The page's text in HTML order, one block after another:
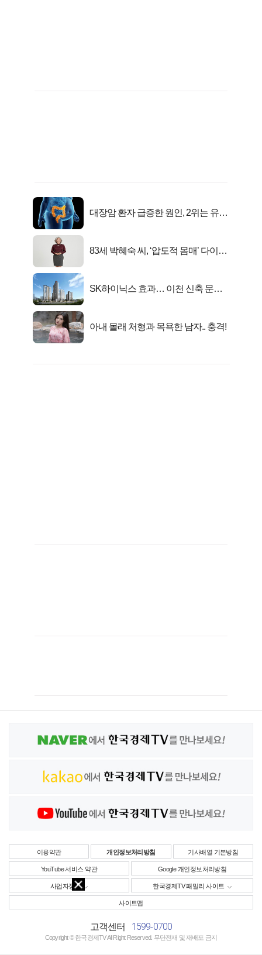
대장암 환자 급증한 원인, 2위는 유산
83세 박혜숙 씨, ‘압도적 몸매’ 다이어
SK하이닉스 효과… 이천 신축 문의
아내 몰래 처형과 목욕한 남자.. 충격!
이용약관 개인정보처리방침 기사배열 기본방침
YouTube 서비스 약관 Google 개인정보처리방침
사업자정보 한국경제TV 패밀리 사이트
사이트맵
고객센터 1599-0700
Copyright © 한국경제TV All Right Reserved. 무단전재 및 재배포 금지